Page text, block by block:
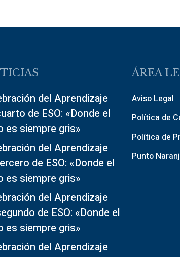
del Aprendizaje
de ESO: «Donde el
es siempre gris»
del Aprendizaje
de ESO: «Donde el
es siempre gris»
del Aprendizaje
de ESO: «Donde el
es siempre gris»
del Aprendizaje
ÁREA
Aviso Legal
Política de
Política de
Punto